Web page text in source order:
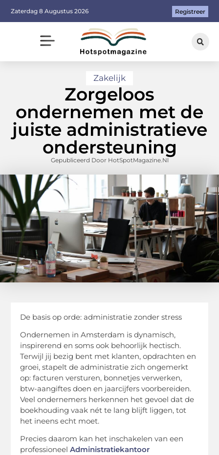
Zaterdag 8 Augustus 2026 Registreer
Zakelijk
Zorgeloos
ondernemen met de
juiste administratieve
ondersteuning
Gepubliceerd Door HotSpotMagazine.nl
De basis op orde: administratie zonder stress
Ondernemen in Amsterdam is dynamisch,
inspirerend en soms ook behoorlijk hectisch.
Terwijl jij bezig bent met klanten, opdrachten en
groei, stapelt de administratie zich ongemerkt
op: facturen versturen, bonnetjes verwerken,
btw-aangiftes doen en jaarcijfers voorbereiden.
Veel ondernemers herkennen het gevoel dat de
boekhouding vaak nét te lang blijft liggen, tot
het ineens echt moet.
Precies daarom kan het inschakelen van een
professioneelAdministratiekantoor